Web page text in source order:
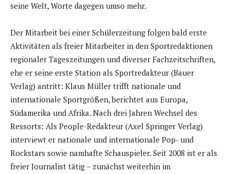
seine Welt, Worte dagegen umso mehr.
Der Mitarbeit bei einer Schülerzeitung folgen bald erste
Aktivitäten als freier Mitarbeiter in den Sportredaktionen
regionaler Tageszeitungen und diverser Fachzeitschriften,
ehe er seine erste Station als Sportredakteur (Bauer
Verlag) antritt: Klaus Müller trifft nationale und
internationale Sportgrößen, berichtet aus Europa,
Südamerika und Afrika. Nach drei Jahren Wechsel des
Ressorts: Als People-Redakteur (Axel Springer Verlag)
interviewt er nationale und internationale Pop- und
Rockstars sowie namhafte Schauspieler. Seit 2008 ist er als
freier Journalist tätig – zunächst weiterhin im